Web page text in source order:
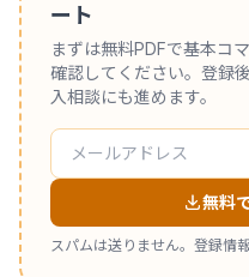
ート
まずは無料PDFで基本コ
確認してください。登録
入相談にも進めます。
無料
スパムは送りません。登録情